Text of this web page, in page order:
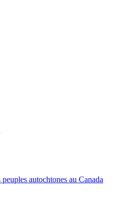
autochtones au Canada